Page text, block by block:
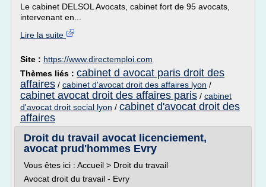
Le cabinet DELSOL Avocats, cabinet fort de 95 avocats,
intervenant en...
Lire la suite
Site : https://www.directemploi.com
Thèmes liés : cabinet d avocat paris droit des
affaires / cabinet d'avocat droit des affaires lyon /
cabinet avocat droit des affaires paris / cabinet
d'avocat droit social lyon / cabinet d'avocat droit des
affaires
Droit du travail avocat licenciement,
avocat prud'hommes Evry
Vous êtes ici : Accueil > Droit du travail
Avocat droit du travail - Evry